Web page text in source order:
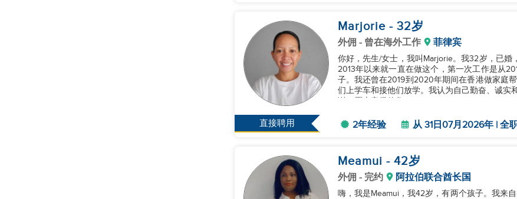
直接聘用
Marjorie - 32岁
外佣 - 曾在海外工作 菲律宾
你好，先生/女士，我叫Marjorie。我32岁，已
2013年以来就一直在做这个，第一次工作是从
子。我还曾在2019到2020年期间在香港做家庭
们上学车和接他们放学。我认为自己勤奋、诚实
2年经验 从 31日07月2026年 | 全
Meamui - 42岁
外佣 - 完约 阿拉伯联合酋长国
嗨，我是Meamui，我42岁，有两个孩子。我来